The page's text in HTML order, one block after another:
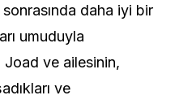
daha iyi bir
umuduyla
Joad ve ailesinin,
ve